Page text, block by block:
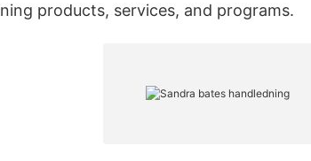
products, services, and programs.